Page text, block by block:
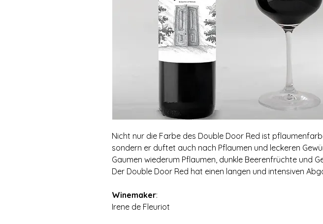
Nicht nur die Farbe des Double Door Red ist
sondern er duftet auch nach Pflaumen und leckeren
Gaumen wiederum Pflaumen, dunkle Beerenfrüchte und
Der Double Door Red hat einen langen und intensiven
Winemaker:
Irene de Fleuriot